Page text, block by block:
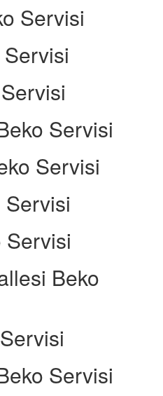
Servisi
Servisi
Servisi
Servisi
Servisi
Beko
Servisi